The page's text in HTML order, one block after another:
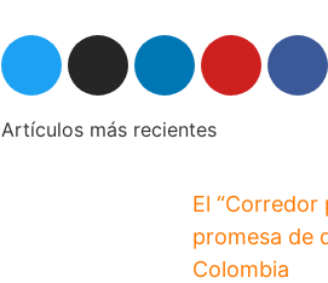
Artículos más recientes
El “Corredor
promesa de
Colombia